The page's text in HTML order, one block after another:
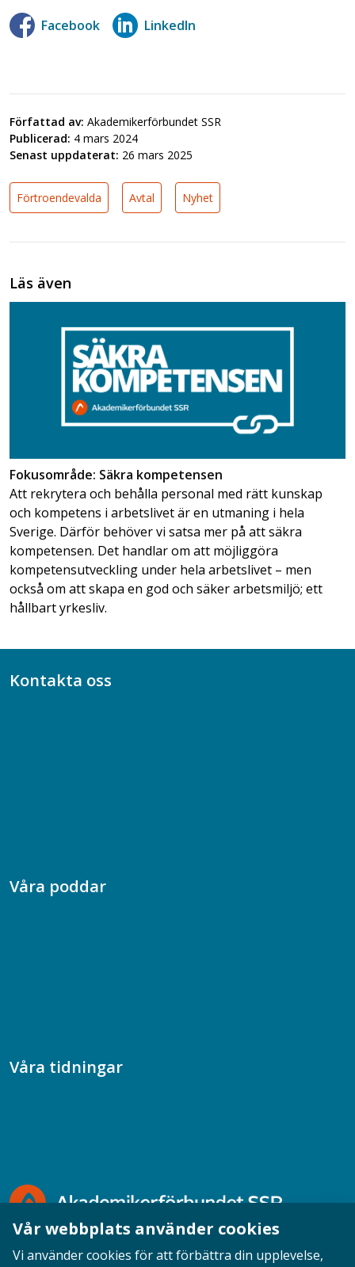
Facebook LinkedIn
Författad av: Akademikerförbundet SSR
Publicerad: 4 mars 2024
Senast uppdaterat: 26 mars 2025
Förtroendevalda Avtal Nyhet
Läs även
Fokusområde: Säkra kompetensen
Att rekrytera och behålla personal med rätt kunskap
och kompetens i arbetslivet är en utmaning i hela
Sverige. Därför behöver vi satsa mer på att säkra
kompetensen. Det handlar om att möjliggöra
kompetensutveckling under hela arbetslivet – men
också om att skapa en god och säker arbetsmiljö; ett
hållbart yrkesliv.
Kontakta oss
Våra poddar
Våra tidningar
Vår webbplats använder cookies
Vi använder cookies för att förbättra din upplevelse,